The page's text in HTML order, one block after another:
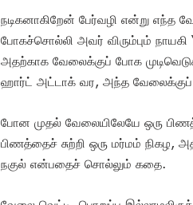
நடிகனாகிறேன் பேர்வழி என்று எந்த
போகச்சொல்லி அவர் விரும்பும்
அதற்காக வேலைக்குப் போக
ஹார்ட் அட்டாக் வர, அந்த வேலைக்குப்
போன முதல் வேலையிலேயே ஒரு
பிணத்தைச் சுற்றி ஒரு மர்மம் நிகழ,
நகுல் என்பதைச் சொல்லும் கதை.